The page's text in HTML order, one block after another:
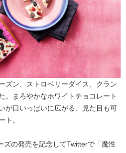
ズン、ストロベリーダイス、クラン
。まろやかなホワイトチョコレート
が口いっぱいに広がる、見た目も可
ト。
ズの発売を記念してTwitterで「魔性